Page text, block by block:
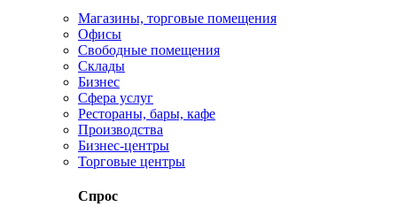
Магазины, торговые помещения
Офисы
Свободные помещения
Склады
Бизнес
Сфера услуг
Рестораны, бары, кафе
Производства
Бизнес-центры
Торговые центры
Спрос